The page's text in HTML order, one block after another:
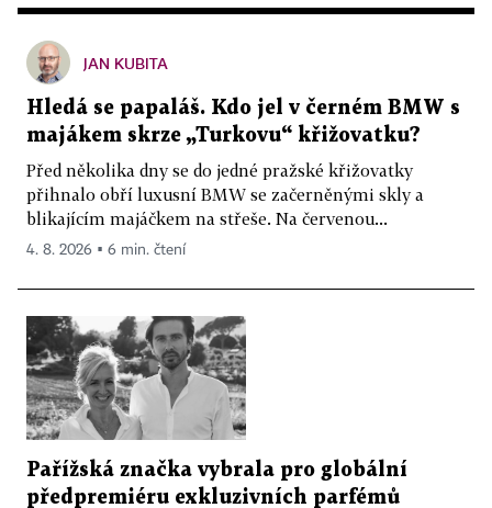
JAN KUBITA
Hledá se papaláš. Kdo jel v černém BMW s
majákem skrze „Turkovu“ křižovatku?
Před několika dny se do jedné pražské křižovatky
přihnalo obří luxusní BMW se začerněnými skly a
blikajícím majáčkem na střeše. Na červenou...
4. 8. 2026 ▪ 6 min. čtení
Pařížská značka vybrala pro globální
předpremiéru exkluzivních parfémů